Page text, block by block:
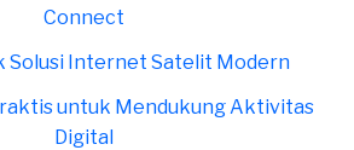
Connect
Solusi Internet Satelit Modern
untuk Mendukung Aktivitas
Digital